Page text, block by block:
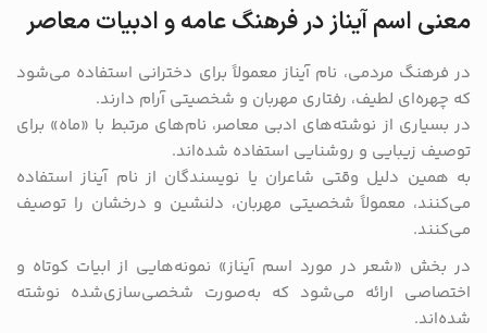
معنی اسم آیناز در فرهنگ عامه و ادبیات معاصر
در فرهنگ مردمی، نام آیناز معمولاً برای دخترانی استفاده می‌شود
که چهره‌ای لطیف، رفتاری مهربان و شخصیتی آرام دارند.
در بسیاری از نوشته‌های ادبی معاصر، نام‌های مرتبط با «ماه» برای
توصیف زیبایی و روشنایی استفاده شده‌اند.
به همین دلیل وقتی شاعران یا نویسندگان از نام آیناز استفاده
می‌کنند، معمولاً شخصیتی مهربان، دلنشین و درخشان را توصیف
می‌کنند.
در بخش «شعر در مورد اسم آیناز» نمونه‌هایی از ابیات کوتاه و
اختصاصی ارائه می‌شود که به‌صورت شخصی‌سازی‌شده نوشته
شده‌اند.